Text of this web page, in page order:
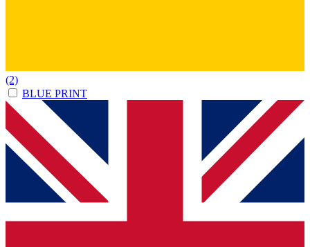
(2)
BLUE PRINT